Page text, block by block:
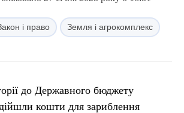
і право Земля і агрокомплекс
до Державного бюджету
кошти для зариблення